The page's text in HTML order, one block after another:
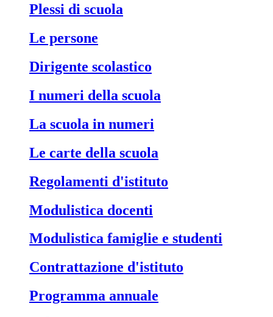
Plessi di scuola
Le persone
Dirigente scolastico
I numeri della scuola
La scuola in numeri
Le carte della scuola
Regolamenti d'istituto
Modulistica docenti
Modulistica famiglie e studenti
Contrattazione d'istituto
Programma annuale